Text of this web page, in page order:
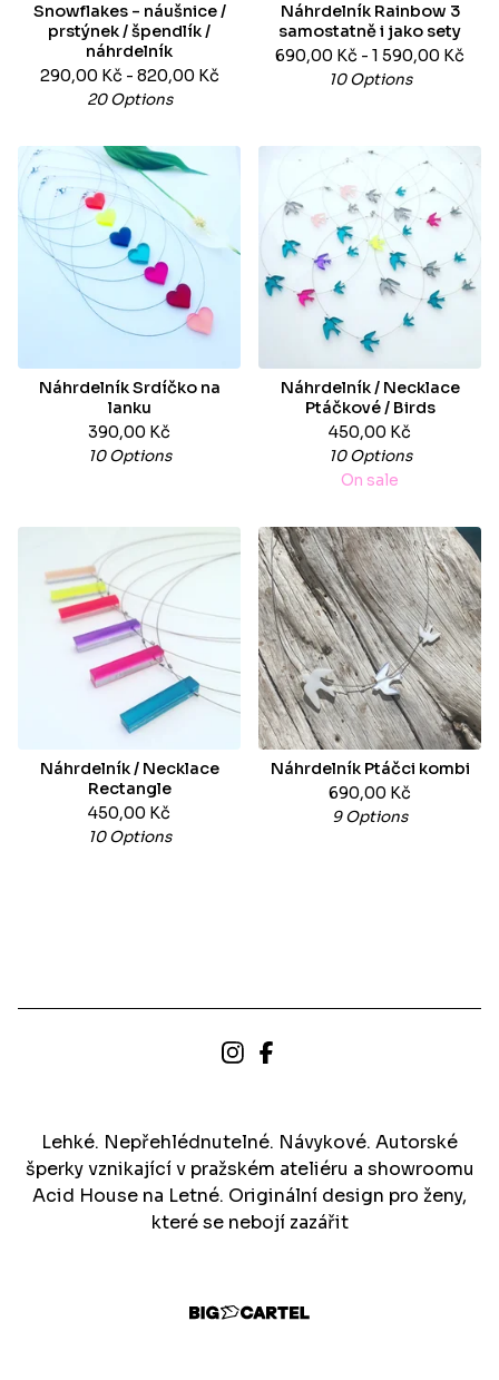
Snowflakes - náušnice /
prstýnek / špendlík /
náhrdelník
290,00 Kč - 820,00 Kč
20 Options
Náhrdelník Rainbow 3
samostatně i jako sety
690,00 Kč - 1 590,00 Kč
10 Options
Náhrdelník Srdíčko na
lanku
390,00 Kč
10 Options
Náhrdelník / Necklace
Ptáčkové / Birds
450,00 Kč
10 Options
On sale
Náhrdelník / Necklace
Rectangle
450,00 Kč
10 Options
Náhrdelník Ptáčci kombi
690,00 Kč
9 Options
Lehké. Nepřehlédnutelné. Návykové. Autorské
šperky vznikající v pražském ateliéru a showroomu
Acid House na Letné. Originální design pro ženy,
které se nebojí zazářit